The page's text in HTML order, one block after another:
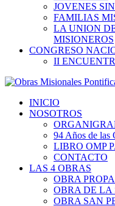
JOVENES
FAMILIAS
LA UNION
MISIONEROS
CONGRESO
II
INICIO
NOSOTROS
94 Años de las
LIBRO OMP
CONTACTO
LAS 4 OBRAS
OBRA
OBRA DE LA
OBRA SAN